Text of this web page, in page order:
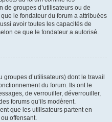
de groupes d’utilisateurs ou de
le fondateur du forum a attribuées
avoir toutes les capacités de
ce que le fondateur a autorisé.
groupes d’utilisateurs) dont le travail
du forum. Ils ont le
de verrouiller, déverrouiller,
forums qu’ils modèrent.
que les utilisateurs partent en
offensant.